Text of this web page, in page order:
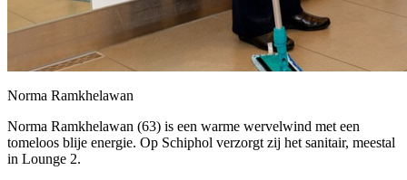
Norma Ramkhelawan
Norma Ramkhelawan (63) is een warme wervelwind met een
tomeloos blije energie. Op Schiphol verzorgt zij het sanitair, meestal
in Lounge 2.